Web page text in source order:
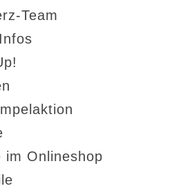
Team
im Onlineshop